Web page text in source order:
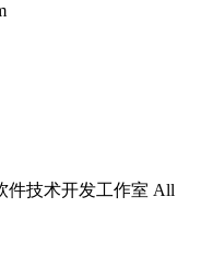
件技术开发工作室 All